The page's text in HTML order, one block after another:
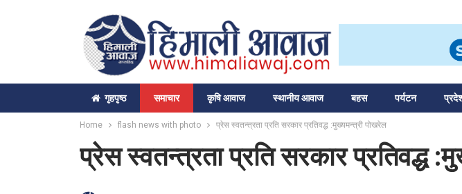
गृहपृष्‍ठ समाचार कृषि आवाज स्थानीय आवाज बहस पर्यटन
Home flash news with photo प्रेस स्वतन्त्रता प्रति सरकार प्रतिवद्ध :मुख्यमन्त्री पोखरेल
प्रेस स्वतन्त्रता प्रति सरकार प्रतिवद्ध